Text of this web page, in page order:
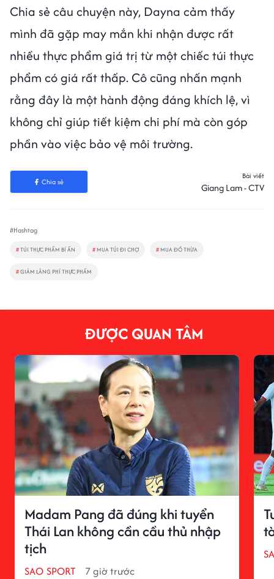
Chia sẻ câu chuyện này, Dayna cảm thấy
mình đã gặp may mắn khi nhận được rất
nhiều thực phẩm giá trị từ một chiếc túi thực
phẩm có giá rất thấp. Cô cũng nhấn mạnh
rằng đây là một hành động đáng khích lệ, vì
không chỉ giúp tiết kiệm chi phí mà còn góp
phần vào việc bảo vệ môi trường.
Chia sẻ
Bài viết
Giang Lam - CTV
#Hashtag
#TÚI THỰC PHẨM BÍ ẨN # MUA TÚI ĐI CHỢ # MUA ĐỒ THỪA
#GIẢM LÃNG PHÍ THỰC PHẨM
ĐƯỢC QUAN TÂM
Madam Pang đã đúng khi tuyển
Thái Lan không cần cầu thủ nhập
tịch
SAO SPORT 7 giờ trước